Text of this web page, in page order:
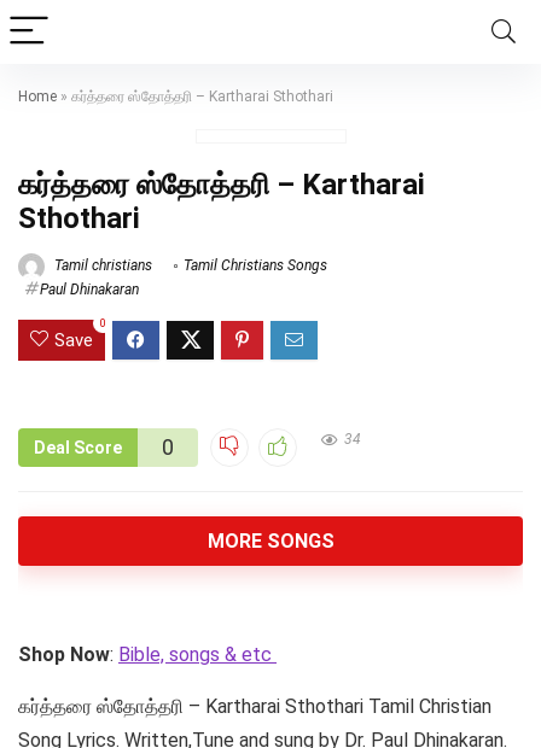
Home » கர்த்தரை ஸ்தோத்தரி – Kartharai Sthothari
கர்த்தரை ஸ்தோத்தரி – Kartharai
Sthothari
Tamil christians
Tamil Christians Songs
Paul Dhinakaran
Save
0
Deal Score 0 34
MORE SONGS
Shop Now: Bible, songs & etc
கர்த்தரை ஸ்தோத்தரி – Kartharai Sthothari Tamil Christian
Song Lyrics. Written,Tune and sung by Dr. Paul Dhinakaran.